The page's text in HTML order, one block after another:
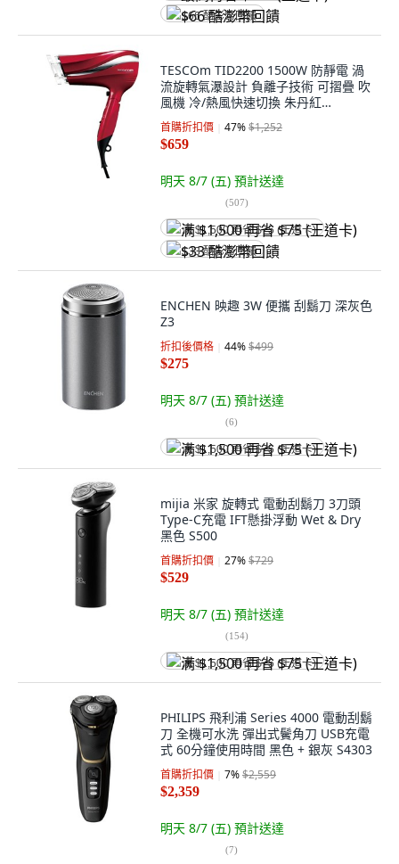
$66 酷澎幣回饋
TESCOm TID2200 1500W 防靜電 渦
流旋轉氣瀑設計 負離子技術 可摺疊 吹
風機 冷/熱風快速切換 朱丹紅
TID2200TW
首購折扣價 47%$1,252
$659
明天 8/7 (五) 預計送達
(507)
满 $1,500 再省 $75 (王道卡)
$33 酷澎幣回饋
ENCHEN 映趣 3W 便攜 刮鬍刀 深灰色
Z3
折扣後價格 44%$499
$275
明天 8/7 (五) 預計送達
(6)
满 $1,500 再省 $75 (王道卡)
mijia 米家 旋轉式 電動刮鬍刀 3刀頭
Type-C充電 IFT懸掛浮動 Wet & Dry
黑色 S500
首購折扣價 27%$729
$529
明天 8/7 (五) 預計送達
(154)
满 $1,500 再省 $75 (王道卡)
PHILIPS 飛利浦 Series 4000 電動刮鬍
刀 全機可水洗 彈出式鬢角刀 USB充電
式 60分鐘使用時間 黑色 + 銀灰 S4303
首購折扣價 7%$2,559
$2,359
明天 8/7 (五) 預計送達
(7)